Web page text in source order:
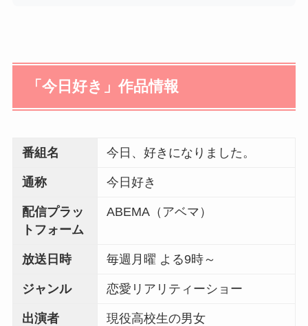
「今日好き」作品情報
番組名 今日、好きになりました。
通称 今日好き
配信プラッ
トフォーム
ABEMA（アベマ）
放送日時 毎週月曜 よる9時～
ジャンル 恋愛リアリティーショー
出演者 現役高校生の男女